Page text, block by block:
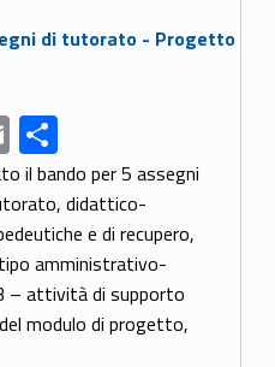
E
m
ai
l
S
h
ar
e
il bando per 5 assegni
didattico-
e di recupero,
amministrativo-
– attività di supporto
modulo di progetto,